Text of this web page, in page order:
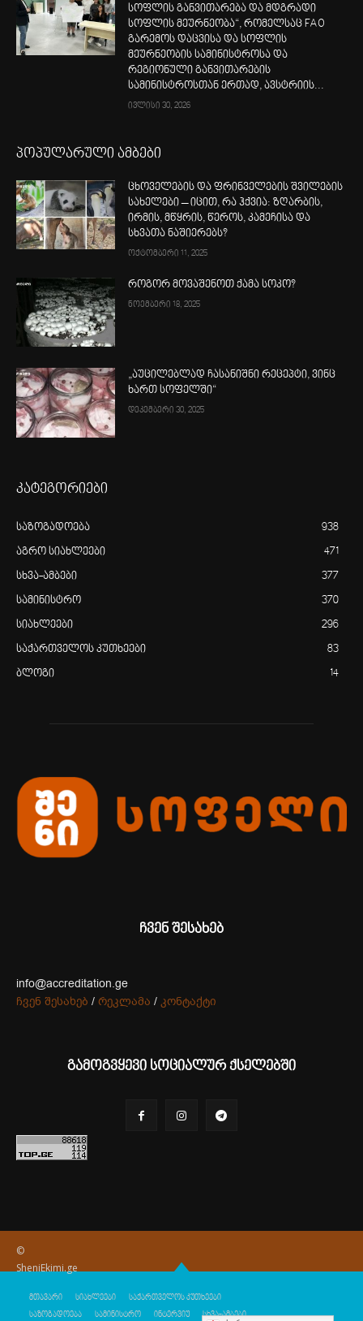
სოფლის განვითარება და მდგრადი
სოფლის მეურნეობა“, რომელსაც FAO
გარემოს დაცვისა და სოფლის
მეურნეობის სამინისტროსა და
რეგიონული განვითარების
სამინისტროსთან ერთად, ავსტრიის...
ივლისი 30, 2026
პოპულარული ამბები
ცხოველების და ფრინველების შვილების
სახელები – იცით, რა ჰქვია: ზღარბის,
ირმის, მწყრის, წეროს, კამეჩისა და
სხვათა ნაშიერებს?
ოქტომბერი 11, 2025
როგორ მოვაშენოთ ქამა სოკო?
ნოემბერი 18, 2025
„აუცილებლად ჩასანიშნი რეცეპტი, ვინც
ხართ სოფელში“
დეკემბერი 30, 2025
კატეგორიები
საზოგადოება 938
აგრო სიახლეები 471
სხვა-ამბები 377
სამინისტრო 370
სიახლეები 296
საქართველოს კუთხეები 83
ბლოგი 14
ჩვენ შესახებ
info@accreditation.ge
ჩვენ შესახებ / რეკლამა / კონტაქტი
გამოგვყევი სოციალურ ქსელებში
©
SheniEkimi.ge
მთავარი სიახლეები საქართველოს კუთხეები
საზოგადოება სამინისტრო ინტერვიუ სხვა-ამბები